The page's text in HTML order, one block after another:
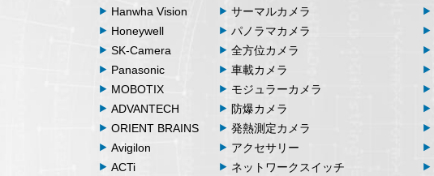
Hanwha Vision
Honeywell
SK-Camera
Panasonic
MOBOTIX
ADVANTECH
ORIENT BRAINS
Avigilon
ACTi
サーマルカメラ
パノラマカメラ
全方位カメラ
車載カメラ
モジュラーカメラ
防爆カメラ
発熱測定カメラ
アクセサリー
ネットワークスイッチ